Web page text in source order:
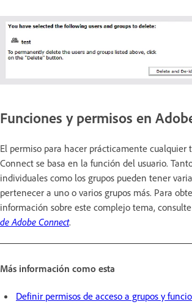
Funciones y permisos en
El permiso para hacer prácticamente cualquier
Connect se basa en la función del usuario.
individuales como los grupos pueden tener
pertenecer a uno o varios grupos más. Para
información sobre este complejo tema,
de Adobe Connect.
Más información como esta
Definir permisos de acceso a grupos y